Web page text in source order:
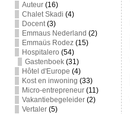
Auteur(16)
Chalet Skadi (4)
Docent(3)
Emmaus Nederland (2)
Emmaüs Rodez(15)
Hospitalero (54)
Gastenboek(31)
Hôtel d'Europe (4)
Kost en inwoning (33)
Micro-entrepreneur(11)
Vakantiebegeleider(2)
Vertaler(5)